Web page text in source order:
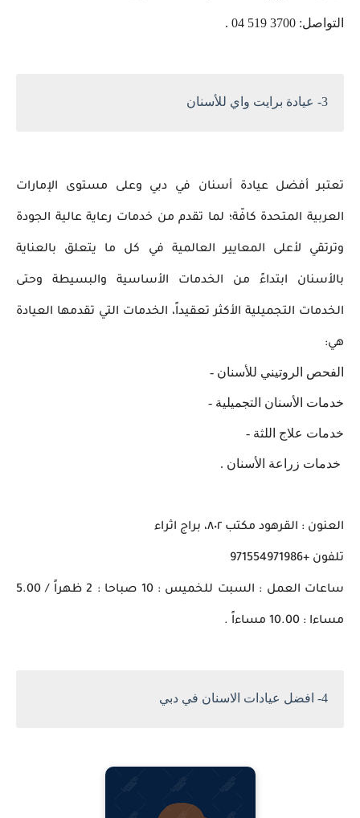
التواصل: 3700 519 04 .
3- عيادة برايت واي للأسنان
تعتبر أفضل عيادة أسنان في دبي وعلى مستوى الإمارات
العربية المتحدة كافّة؛ لما تقدم من خدمات رعاية عالية الجودة
وترتقي لأعلى المعايير العالمية في كل ما يتعلق بالعناية
بالأسنان ابتداءً من الخدمات الأساسية والبسيطة وحتى
الخدمات التجميلية الأكثر تعقيداً، الخدمات التي تقدمها العيادة
هي:
الفحص الروتيني للأسنان -
خدمات الأسنان التجميلية -
خدمات علاج اللثة -
خدمات زراعة الأسنان .
العنون : القرهود مكتب ٨٠٢، براج اثراء
تلفون +971554971986
ساعات العمل : السبت للخميس : 10 صباحا : 2 ظهراً / 5.00
مساءا : 10.00 مساءاً .
4- افضل عيادات الاسنان في دبي